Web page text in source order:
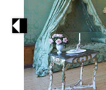
Previous